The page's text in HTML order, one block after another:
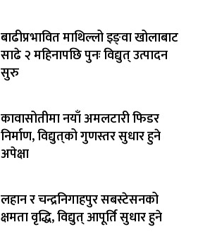
बाढीप्रभावित माथिल्लो इङ्‌वा खोलाबाट
साढे २ महिनापछि पुनः विद्युत् उत्पादन
सुरु
कावासोतीमा नयाँ अमलटारी फिडर
निर्माण, विद्युत्‌को गुणस्तर सुधार हुने
अपेक्षा
लहान र चन्द्रनिगाहपुर सबस्टेसनको
क्षमता वृद्धि, विद्युत् आपूर्ति सुधार हुने